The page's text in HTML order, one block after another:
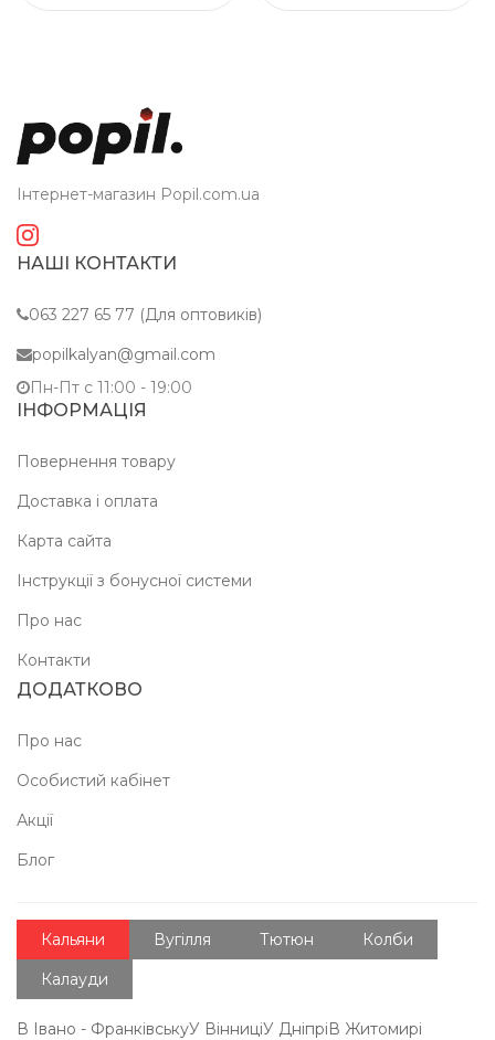
Інтернет-магазин Popil.com.ua
НАШІ КОНТАКТИ
063 227 65 77 (Для оптовиків)
popilkalyan@gmail.com
Пн-Пт c 11:00 - 19:00
ІНФОРМАЦІЯ
Повернення товару
Доставка і оплата
Карта сайта
Інструкції з бонусної системи
Про нас
Контакти
ДОДАТКОВО
Про нас
Особистий кабінет
Акції
Блог
Кальяни Вугілля Тютюн
Колби
Калауди
В Івано - ФранківськуУ ВінниціУ Дніпрі В Житомирі